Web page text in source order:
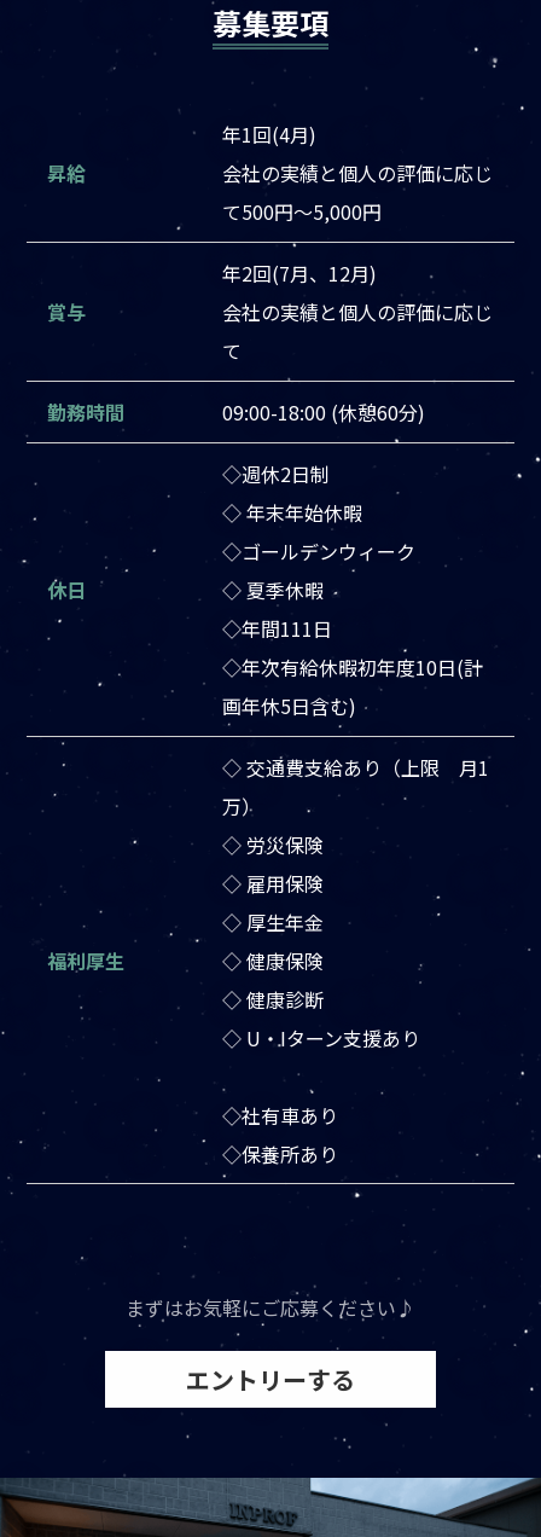
募集要項
昇給
年1回(4月)
会社の実績と個人の評価に応じ
て500円～5,000円
賞与
年2回(7月、12月)
会社の実績と個人の評価に応じ
て
勤務時間 09:00-18:00 (休憩60分)
休日
◇週休2日制
◇ 年末年始休暇
◇ゴールデンウィーク
◇ 夏季休暇
◇年間111日
◇年次有給休暇初年度10日(計
画年休5日含む)
福利厚生
◇ 交通費支給あり（上限 月1
万）
◇ 労災保険
◇ 雇用保険
◇ 厚生年金
◇ 健康保険
◇ 健康診断
◇ U・Iターン支援あり
◇社有車あり
◇保養所あり
まずはお気軽にご応募ください♪
エントリーする